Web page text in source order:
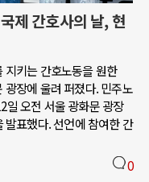
제 간호사의 날, 현
키는 간호노동을 원한
장에 울려 퍼졌다. 민주노
일 오전 서울 광화문 광장
표했다. 선언에 참여한 간
0